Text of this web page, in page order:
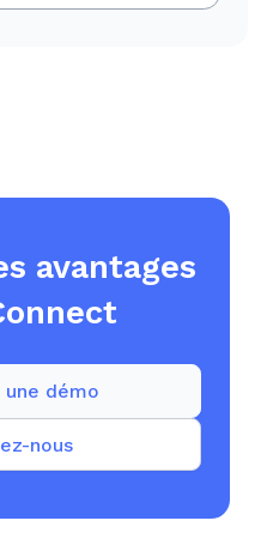
avantages
nous
une démo